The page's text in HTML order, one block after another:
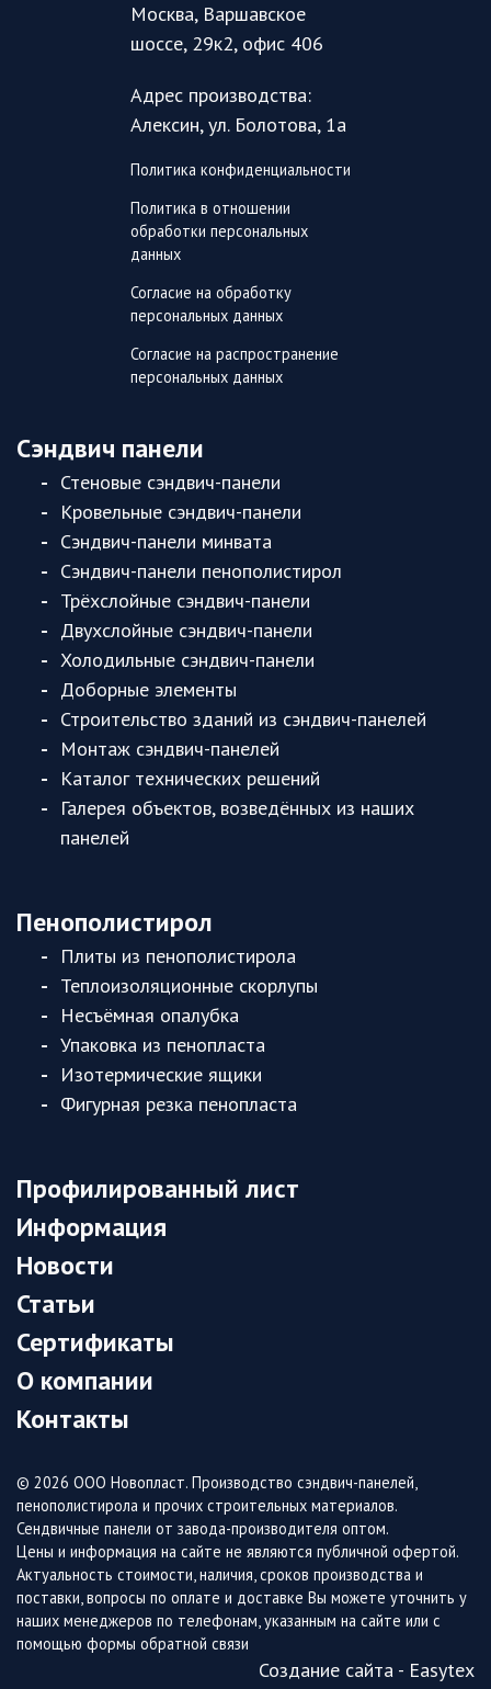
Москва, Варшавское
шоссе, 29к2, офис 406
Адрес производства:
Алексин, ул. Болотова, 1а
Политика конфиденциальности
Политика в отношении
обработки персональных
данных
Согласие на обработку
персональных данных
Согласие на распространение
персональных данных
Сэндвич панели
Стеновые сэндвич-панели
Кровельные сэндвич-панели
Сэндвич-панели минвата
Сэндвич-панели пенополистирол
Трёхслойные сэндвич-панели
Двухслойные сэндвич-панели
Холодильные сэндвич-панели
Доборные элементы
Строительство зданий из сэндвич-панелей
Монтаж сэндвич-панелей
Каталог технических решений
Галерея объектов, возведённых из наших
панелей
Пенополистирол
Плиты из пенополистирола
Теплоизоляционные скорлупы
Несъёмная опалубка
Упаковка из пенопласта
Изотермические ящики
Фигурная резка пенопласта
Профилированный лист
Информация
Новости
Статьи
Сертификаты
О компании
Контакты
© 2026 ООО Новопласт. Производство сэндвич-панелей,
пенополистирола и прочих строительных материалов.
Сендвичные панели от завода-производителя оптом.
Цены и информация на сайте не являются публичной офертой.
Актуальность стоимости, наличия, сроков производства и
поставки, вопросы по оплате и доставке Вы можете уточнить у
наших менеджеров по телефонам, указанным на сайте или с
помощью формы обратной связи
Создание сайта - Easytex